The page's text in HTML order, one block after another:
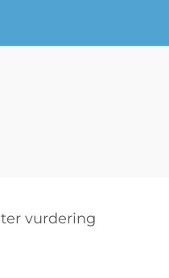
vurdering